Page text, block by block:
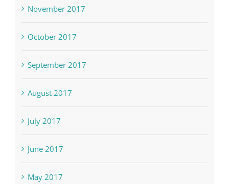
November 2017
October 2017
September 2017
August 2017
July 2017
June 2017
May 2017